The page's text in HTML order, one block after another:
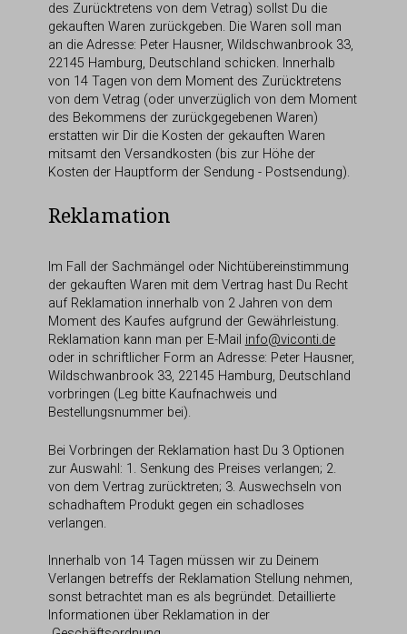
des Zurücktretens von dem Vetrag) sollst Du die
gekauften Waren zurückgeben. Die Waren soll man
an die Adresse: Peter Hausner, Wildschwanbrook 33,
22145 Hamburg, Deutschland schicken. Innerhalb
von 14 Tagen von dem Moment des Zurücktretens
von dem Vetrag (oder unverzüglich von dem Moment
des Bekommens der zurückgegebenen Waren)
erstatten wir Dir die Kosten der gekauften Waren
mitsamt den Versandkosten (bis zur Höhe der
Kosten der Hauptform der Sendung - Postsendung).
Reklamation
Im Fall der Sachmängel oder Nichtübereinstimmung
der gekauften Waren mit dem Vertrag hast Du Recht
auf Reklamation innerhalb von 2 Jahren von dem
Moment des Kaufes aufgrund der Gewährleistung.
Reklamation kann man per E-Mail info@viconti.de
oder in schriftlicher Form an Adresse: Peter Hausner,
Wildschwanbrook 33, 22145 Hamburg, Deutschland
vorbringen (Leg bitte Kaufnachweis und
Bestellungsnummer bei).
Bei Vorbringen der Reklamation hast Du 3 Optionen
zur Auswahl: 1. Senkung des Preises verlangen; 2.
von dem Vertrag zurücktreten; 3. Auswechseln von
schadhaftem Produkt gegen ein schadloses
verlangen.
Innerhalb von 14 Tagen müssen wir zu Deinem
Verlangen betreffs der Reklamation Stellung nehmen,
sonst betrachtet man es als begründet. Detaillierte
Informationen über Reklamation in der